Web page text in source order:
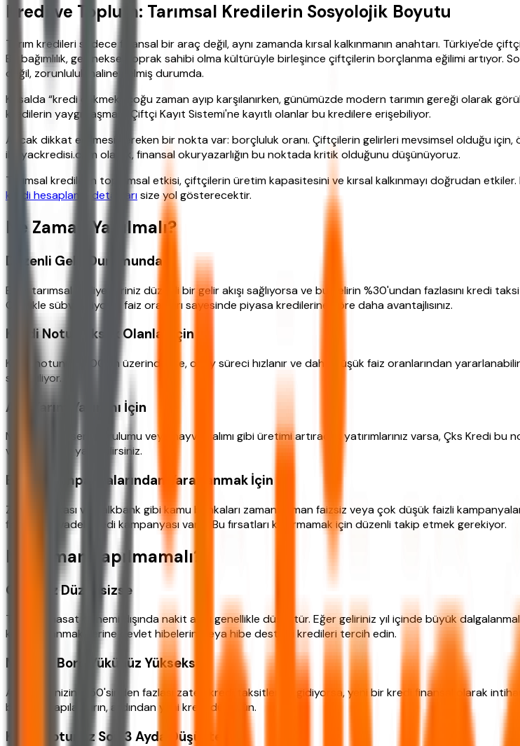
Kredi ve Toplum: Tarımsal Kredilerin Sosyolojik Boyutu
Tarım kredileri sadece finansal bir araç değil, aynı zamanda kırsal kalkınmanın anahtarı. Türkiye'de
Bu bağımlılık, geleneksel toprak sahibi olma kültürüyle birleşince çiftçilerin borçlanma eğilimi artıyor.
değil, zorunluluk haline gelmiş durumda.
Kırsalda “kredi çekmek” çoğu zaman ayıp karşılanırken, günümüzde modern tarımın gereği olarak
kredilerin yaygınlaşması. Çiftçi Kayıt Sistemi'ne kayıtlı olanlar bu kredilere erişebiliyor.
Ancak dikkat edilmesi gereken bir nokta var: borçluluk oranı. Çiftçilerin gelirleri mevsimsel olduğu için,
ihtiyackredisi.com olarak, finansal okuryazarlığın bu noktada kritik olduğunu düşünüyoruz.
Tarımsal kredilerin toplumsal etkisi, çiftçilerin üretim kapasitesini ve kırsal kalkınmayı doğrudan etkiler.
kredi hesaplama detaylarısize yol gösterecektir.
Ne Zaman Yapılmalı?
Düzenli Gelir Durumunda
Eğer tarımsal faaliyetleriniz düzenli bir gelir akışı sağlıyorsa ve bu gelirin %30'undan fazlasını kredi
Özellikle sübvansiyonlu faiz oranları sayesinde piyasa kredilerine göre daha avantajlısınız.
Kredi Notu Yüksek Olanlar İçin
Kredi notunuz 1200'ün üzerindeyse, onay süreci hızlanır ve daha düşük faiz oranlarından
sunabiliyor.
Acil Tarım Yatırımı İçin
Makine alımı, sera kurulumu veya hayvan alımı gibi üretimi artıracak yatırımlarınız varsa, Çks Kredi
vadeli planlar yapabilirsiniz.
Banka Kampanyalarından Yararlanmak İçin
Ziraat Bankası ve Halkbank gibi kamu bankaları zaman zaman faizsiz veya çok düşük faizli
faizli 12 ay vadeli kredi kampanyası vardı. Bu fırsatları kaçırmamak için düzenli takip etmek gerekiyor.
Ne Zaman Yapılmamalı?
Geliriniz Düzensizse
Tarımda hasat dönemi dışında nakit akışı genellikle düşüktür. Eğer geliriniz yıl içinde büyük
kredi kullanmak yerine devlet hibelerini veya hibe destekli kredileri tercih edin.
Mevcut Borç Yükünüz Yüksekse
Aylık gelirinizin %50'sinden fazlası zaten kredi taksitlerine gidiyorsa, yeni bir kredi finansal olarak
borçları yapılandırın, ardından yeni kredi düşünün.
Kredi Notunuz Son 3 Ayda Düşüşteyse